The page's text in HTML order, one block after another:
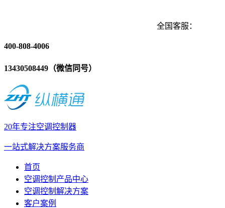
全国客服：
400-808-4006
13430508449（微信同号）
20年专注空调控制器
一站式解决方案服务商
首页
空调控制产品中心
空调控制解决方案
客户案例